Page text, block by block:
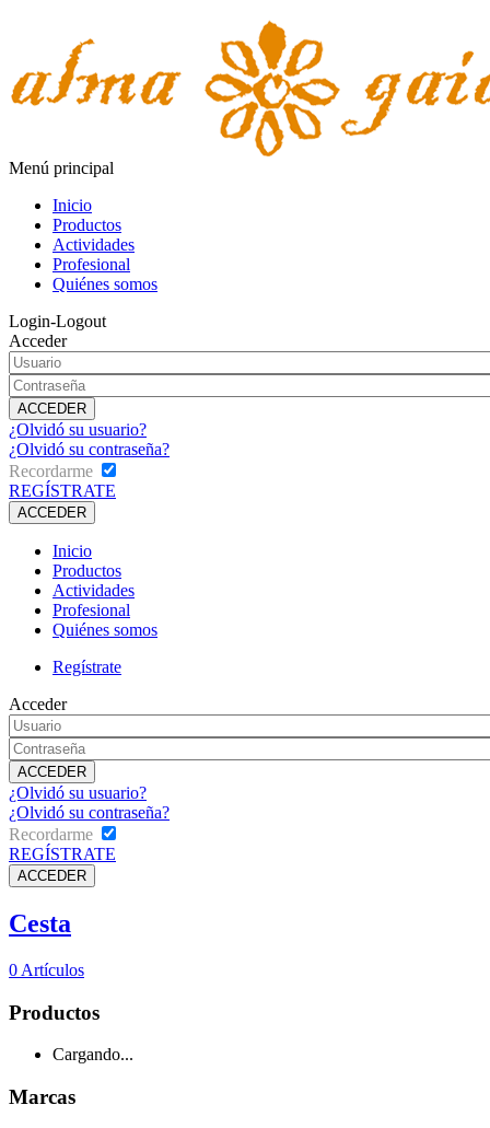
Menú principal
Inicio
Productos
Actividades
Profesional
Quiénes somos
Login-Logout
Acceder
¿Olvidó su usuario?
¿Olvidó su contraseña?
Recordarme
REGÍSTRATE
Inicio
Productos
Actividades
Profesional
Quiénes somos
Regístrate
Acceder
¿Olvidó su usuario?
¿Olvidó su contraseña?
Recordarme
REGÍSTRATE
Cesta
0 Artículos
Productos
Cargando...
Marcas